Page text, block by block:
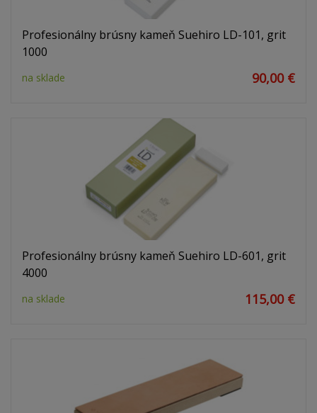
Profesionálny brúsny kameň Suehiro LD-101, grit
1000
na sklade 90,00 €
Profesionálny brúsny kameň Suehiro LD-601, grit
4000
na sklade 115,00 €